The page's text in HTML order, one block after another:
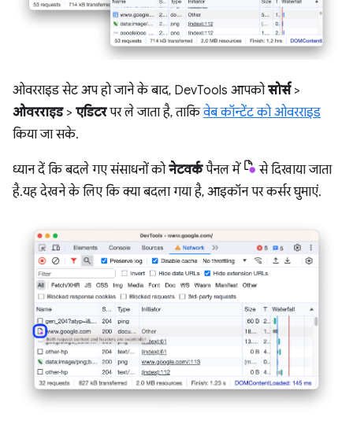
ओवरराइड सेट अप हो जाने के बाद, DevTools आपकोसोर्स>
ओवरराइड> एडिटरपर ले जाता है, ताकिवेब कॉन्टेंट को ओवरराइड
किया जा सके.
ध्यान दें कि बदले गए संसाधनों कोनेटवर्कपैनल में
से दिखाया जाता
है. यह देखने के लिए कि क्या बदला गया है, आइकॉन पर कर्सर घुमाएं.